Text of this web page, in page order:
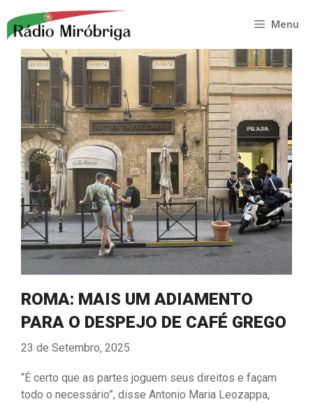
para
conteúdo
Menu
ROMA: MAIS UM ADIAMENTO
PARA O DESPEJO DE CAFÉ GREGO
23 de Setembro, 2025
“É certo que as partes joguem seus direitos e façam
todo o necessário”, disse Antonio Maria Leozappa,